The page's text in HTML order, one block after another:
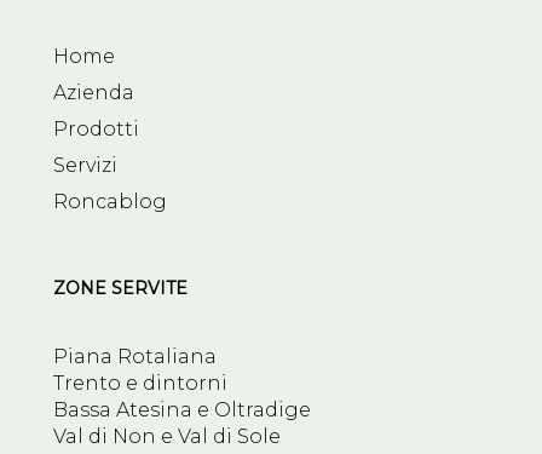
Home
Azienda
Prodotti
Servizi
Roncablog
ZONE SERVITE
Piana Rotaliana
Trento e dintorni
Bassa Atesina e Oltradige
Val di Non e Val di Sole